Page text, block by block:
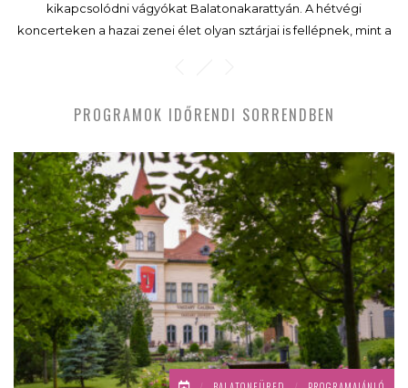
kikapcsolódni vágyókat Balatonakarattyán. A hétvégi
koncerteken a hazai zenei élet olyan sztárjai is fellépnek, mint a
PROGRAMOK IDŐRENDI SORRENDBEN